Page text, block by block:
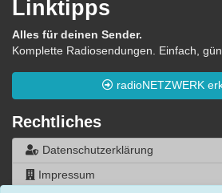
Linktipps
Alles für deinen Sender.
Komplette Radiosendungen. Einfach,
radioNETZWERK
Rechtliches
Datenschutzerklärung
Impressum